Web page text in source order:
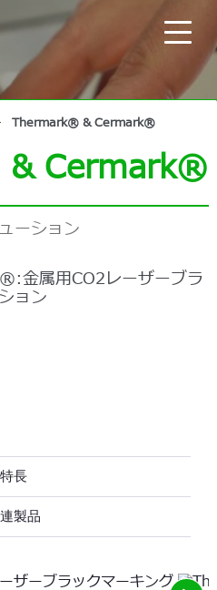
メ
メ
ー
の
示/
示
Thermark® & Cermark®
Cermark®
ーション
属用CO2レーザーブラ
ョン
特長
製品